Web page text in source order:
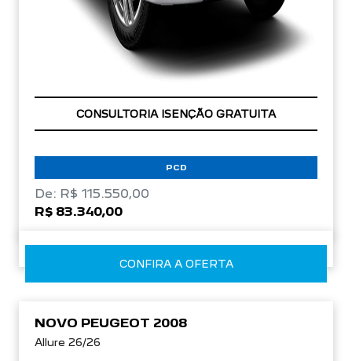
OPORTUNIDADE
PCD
De: R$ 115.550,00
R$ 83.340,00
CONFIRA A OFERTA
NOVO PEUGEOT 2008
Allure 26/26